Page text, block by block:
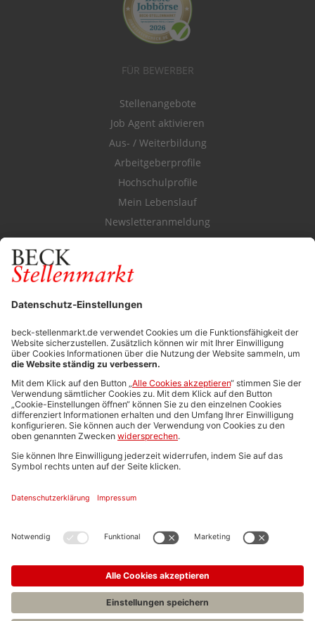
FÜR BEWERBER
Stellenangebote
Job Agent aktivieren
Aus- / Weiterbildung
Arbeitgeberprofile
Hochschulprofile
Mein Lebenslauf
Newsletteranmeldung
Durchsuchen Sie den Stellenkatalog
FÜR ARBEITGEBER
Stellenmarktpreise
Anzeigen-AGB
Media-Daten
Newsletteranmeldung
Produktübersicht
ALLGEMEIN
FAQs
Impressum
Stellenangebote C.H.BECK